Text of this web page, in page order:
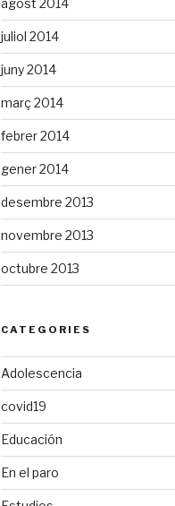
juliol 2014
juny 2014
març 2014
febrer 2014
gener 2014
desembre 2013
novembre 2013
octubre 2013
CATEGORIES
Adolescencia
covid19
Educación
En el paro